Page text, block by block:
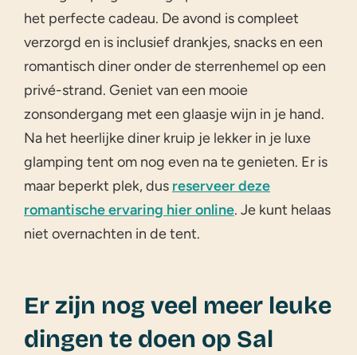
het perfecte cadeau. De avond is compleet
verzorgd en is inclusief drankjes, snacks en een
romantisch diner onder de sterrenhemel op een
privé-strand. Geniet van een mooie
zonsondergang met een glaasje wijn in je hand.
Na het heerlijke diner kruip je lekker in je luxe
glamping tent om nog even na te genieten. Er is
maar beperkt plek, dus reserveer deze
romantische ervaring hier online. Je kunt helaas
niet overnachten in de tent.
Er zijn nog veel meer leuke
dingen te doen op Sal